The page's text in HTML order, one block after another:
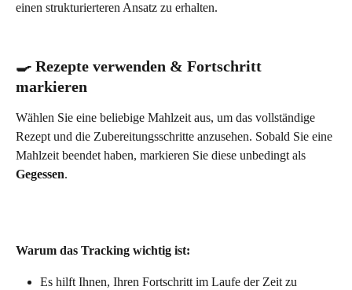
einen strukturierteren Ansatz zu erhalten.
🍳 Rezepte verwenden & Fortschritt
markieren
Wählen Sie eine beliebige Mahlzeit aus, um das vollständige
Rezept und die Zubereitungsschritte anzusehen. Sobald Sie eine
Mahlzeit beendet haben, markieren Sie diese unbedingt als
Gegessen.
Warum das Tracking wichtig ist:
Es hilft Ihnen, Ihren Fortschritt im Laufe der Zeit zu